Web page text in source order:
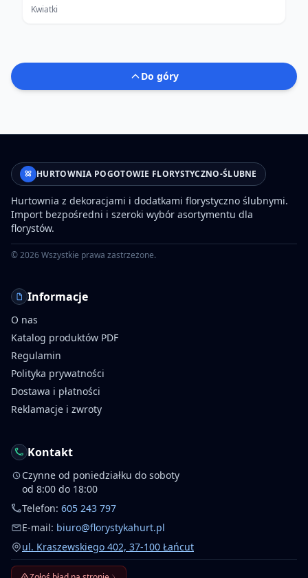
Kwiatki
Do góry
HURTOWNIA POGOTOWIE FLORYSTYCZNO-ŚLUBNE
Hurtownia z dekoracjami i dodatkami florystyczno ślubnymi.
Import bezpośredni i szeroki wybór asortymentu dla
florystów.
©2026Wszystkie prawa zastrzeżone.
Informacje
O nas
Katalog produktów PDF
Regulamin
Polityka prywatności
Dostawa i płatności
Reklamacje i zwroty
Kontakt
Czynne od poniedziałku do soboty
od 8:00 do 18:00
Telefon: 605 243 797
E-mail: biuro@florystykahurt.pl
ul. Kraszewskiego 402, 37-100 Łańcut